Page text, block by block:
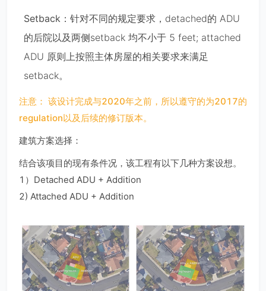
Setback： 针对不同的规定要求，detached的 ADU
的后院以及两侧setback 均不小于 5 feet; attached
ADU 原则上按照主体房屋的相关要求来满足
setback。
注意： 该设计完成与2020年之前，所以遵守的为2017的
regulation以及后续的修订版本。
建筑⽅案选择：
结合该项⽬的现有条件况，该⼯程有以下⼏种⽅案设想。
1）Detached ADU + Addition
2) Attached ADU + Addition